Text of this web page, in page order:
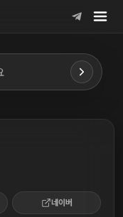
네이버